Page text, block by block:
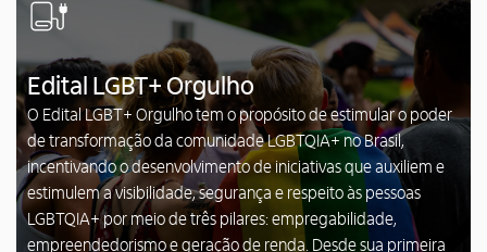
Edital LGBT+ Orgulho
O Edital LGBT+ Orgulho tem o propósito de estimular o poder
de transformação da comunidade LGBTQIA+ no Brasil,
incentivando o desenvolvimento de iniciativas que auxiliem e
estimulem a visibilidade, segurança e respeito às pessoas
LGBTQIA+ por meio de três pilares: empregabilidade,
empreendedorismo e geração de renda. Desde sua primeira